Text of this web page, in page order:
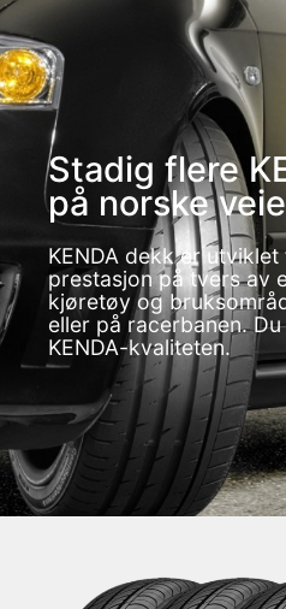
Stadig flere
på norske
KENDA dekk er
prestasjon på tvers av
kjøretøy og
eller på racerbanen.
KENDA-kvaliteten.